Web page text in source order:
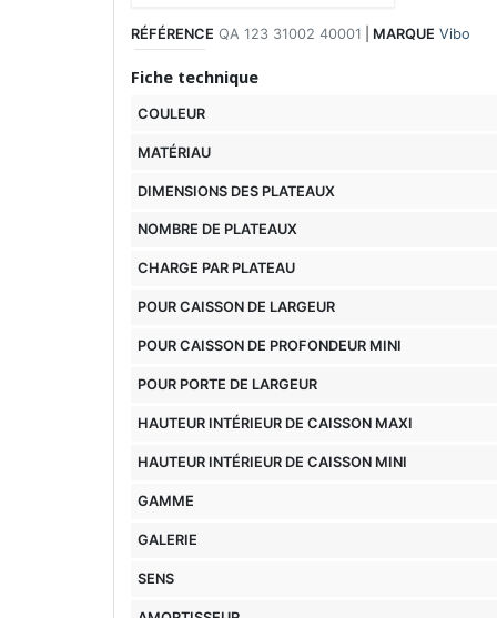
RÉFÉRENCE QA 123 31002 40001 MARQUE Vibo
Fiche technique
COULEUR
MATÉRIAU
DIMENSIONS DES PLATEAUX
NOMBRE DE PLATEAUX
CHARGE PAR PLATEAU
POUR CAISSON DE LARGEUR
POUR CAISSON DE PROFONDEUR MINI
POUR PORTE DE LARGEUR
HAUTEUR INTÉRIEUR DE CAISSON MAXI
HAUTEUR INTÉRIEUR DE CAISSON MINI
GAMME
GALERIE
SENS